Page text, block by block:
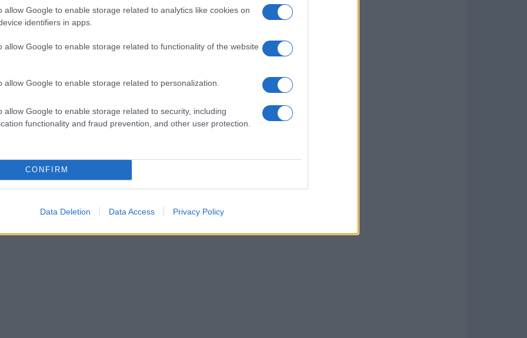
allow Google to enable storage related to analytics like cookies on
identifiers in apps.
allow Google to enable storage related to functionality of the website
allow Google to enable storage related to personalization.
allow Google to enable storage related to security, including
functionality and fraud prevention, and other user protection.
CONFIRM
Data Deletion Data Access Privacy Policy
susurro del viento son tus únicos
de Bottle Beach, entenderás que cada
protegida por acantilados verdes y
y acogedor. Este lugar es ideal para
del turismo masivo y de las multitudes